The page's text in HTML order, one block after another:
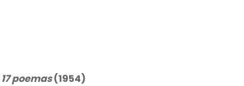
17 poemas(1954)